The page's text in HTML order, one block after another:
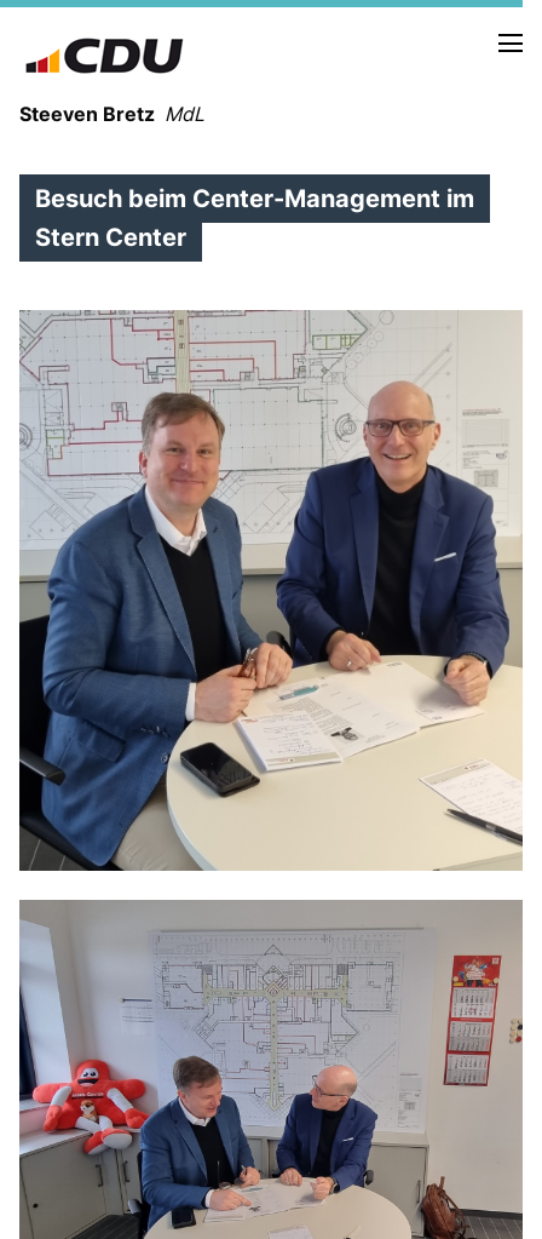
Steeven Bretz MdL
WAHLKREISBESUCHE
PRESSEFOTOS
MEIN BÜRGERBÜRO
MEIN WAHLKREIS
ZIELE
Redebeiträge
Anträge CDU
Kleine Anfragen
CDU Deutschland
CDU Fraktion im Brandenburger Landtag
CDU Brandenburg
CDU Potsdam
Besuch beim Center-Management im
Stern Center